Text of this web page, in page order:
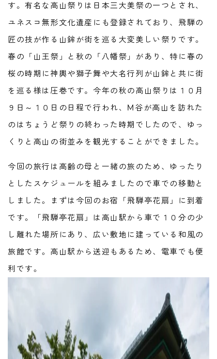
す。有名な高山祭りは日本三大美祭の一つとされ、
ユネスコ無形文化遺産にも登録されており、飛騨の
匠の技が作る山鉾が街を巡る大変美しい祭りです。
春の「山王祭」と秋の「八幡祭」があり、特に春の
桜の時期に神輿や獅子舞や大名行列が山鉾と共に街
を巡る様は圧巻です。今年の秋の高山祭りは１０月
９日～１０日の日程で行われ、M谷が高山を訪れた
のはちょうど祭りの終わった時期でしたので、ゆっ
くりと高山の街並みを観光することができました。
今回の旅行は高齢の母と一緒の旅のため、ゆったり
としたスケジュールを組みましたので車での移動と
しました。まずは今回のお宿「飛騨亭花扇」に到着
です。「飛騨亭花扇」は高山駅から車で１０分の少
し離れた場所にあり、広い敷地に建っている和風の
旅館です。高山駅から送迎もあるため、電車でも便
利です。